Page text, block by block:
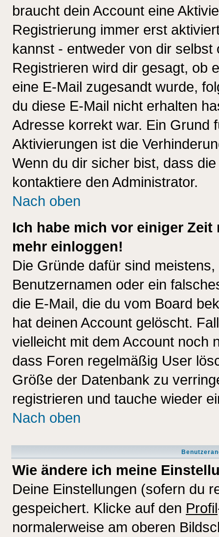
braucht dein Account eine
Registrierung immer erst
kannst - entweder von dir selbst
Registrieren wird dir gesagt, ob
eine E-Mail zugesandt wurde,
du diese E-Mail nicht erhalten
Adresse korrekt war. Ein Grund
Aktivierungen ist die
Wenn du dir sicher bist, dass
kontaktiere den Administrator.
Nach oben
Ich habe mich vor einiger
mehr einloggen!
Die Gründe dafür sind
Benutzernamen oder ein
die E-Mail, die du vom Board
hat deinen Account gelöscht.
vielleicht mit dem Account noch
dass Foren regelmäßig User
Größe der Datenbank zu
registrieren und tauche wieder
Nach oben
Wie ändere ich meine
Deine Einstellungen (sofern du
gespeichert. Klicke auf den Profil
normalerweise am oberen